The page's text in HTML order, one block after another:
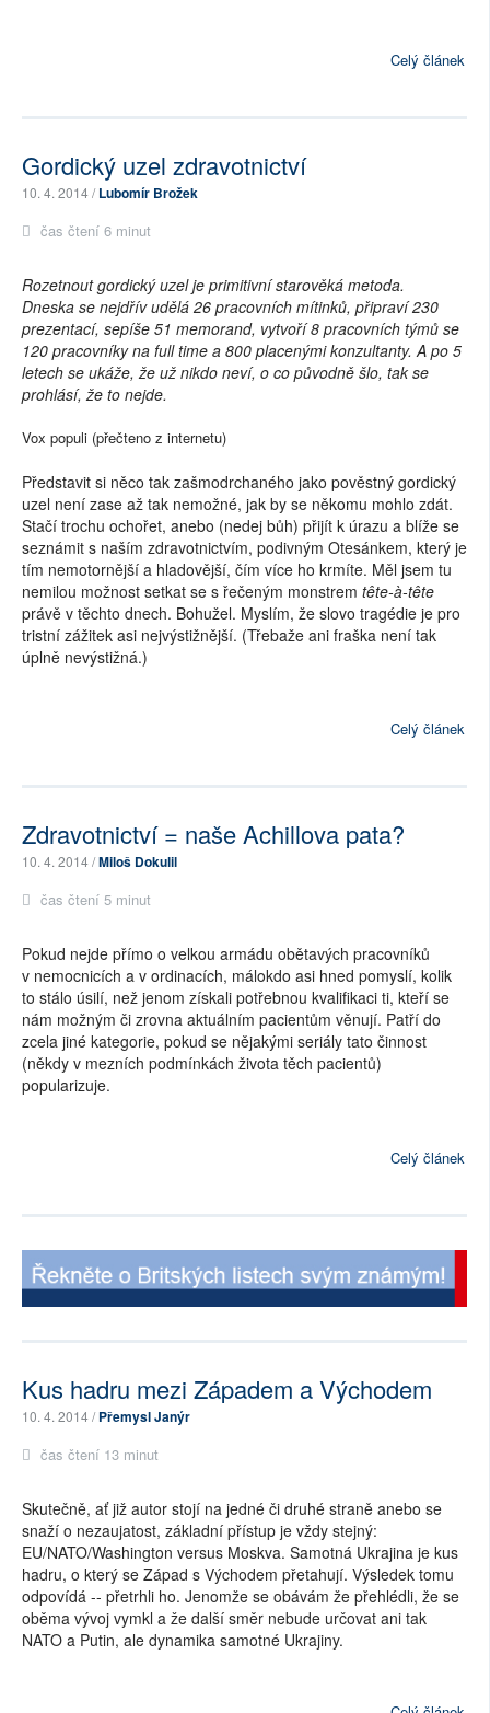
Celý článek
Gordický uzel zdravotnictví
10. 4. 2014 /Lubomír Brožek
čas čtení 6 minut
Rozetnout gordický uzel je primitivní starověká metoda.
Dneska se nejdřív udělá 26 pracovních mítinků, připraví 230
prezentací, sepíše 51 memorand, vytvoří 8 pracovních týmů se
120 pracovníky na full time a 800 placenými konzultanty. A po 5
letech se ukáže, že už nikdo neví, o co původně šlo, tak se
prohlásí, že to nejde.
Vox populi (přečteno z internetu)
Představit si něco tak zašmodrchaného jako pověstný gordický
uzel není zase až tak nemožné, jak by se někomu mohlo zdát.
Stačí trochu ochořet, anebo (nedej bůh) přijít k úrazu a blíže se
seznámit s naším zdravotnictvím, podivným Otesánkem, který je
tím nemotornější a hladovější, čím více ho krmíte. Měl jsem tu
nemilou možnost setkat se s řečeným monstrem tête-à-tête
právě v těchto dnech. Bohužel. Myslím, že slovo tragédie je pro
tristní zážitek asi nejvýstižnější. (Třebaže ani fraška není tak
úplně nevýstižná.)
Celý článek
Zdravotnictví = naše Achillova pata?
10. 4. 2014 /Miloš Dokulil
čas čtení 5 minut
Pokud nejde přímo o velkou armádu obětavých pracovníků
v nemocnicích a v ordinacích, málokdo asi hned pomyslí, kolik
to stálo úsilí, než jenom získali potřebnou kvalifikaci ti, kteří se
nám možným či zrovna aktuálním pacientům věnují. Patří do
zcela jiné kategorie, pokud se nějakými seriály tato činnost
(někdy v mezních podmínkách života těch pacientů)
popularizuje.
Celý článek
Kus hadru mezi Západem a Východem
10. 4. 2014 /Přemysl Janýr
čas čtení 13 minut
Skutečně, ať již autor stojí na jedné či druhé straně anebo se
snaží o nezaujatost, základní přístup je vždy stejný:
EU/NATO/Washington versus Moskva. Samotná Ukrajina je kus
hadru, o který se Západ s Východem přetahují. Výsledek tomu
odpovídá -- přetrhli ho. Jenomže se obávám že přehlédli, že se
oběma vývoj vymkl a že další směr nebude určovat ani tak
NATO a Putin, ale dynamika samotné Ukrajiny.